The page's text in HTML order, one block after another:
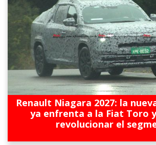
Renault Niagara 2027: la
ya enfrenta a la Fiat Toro
revolucionar el